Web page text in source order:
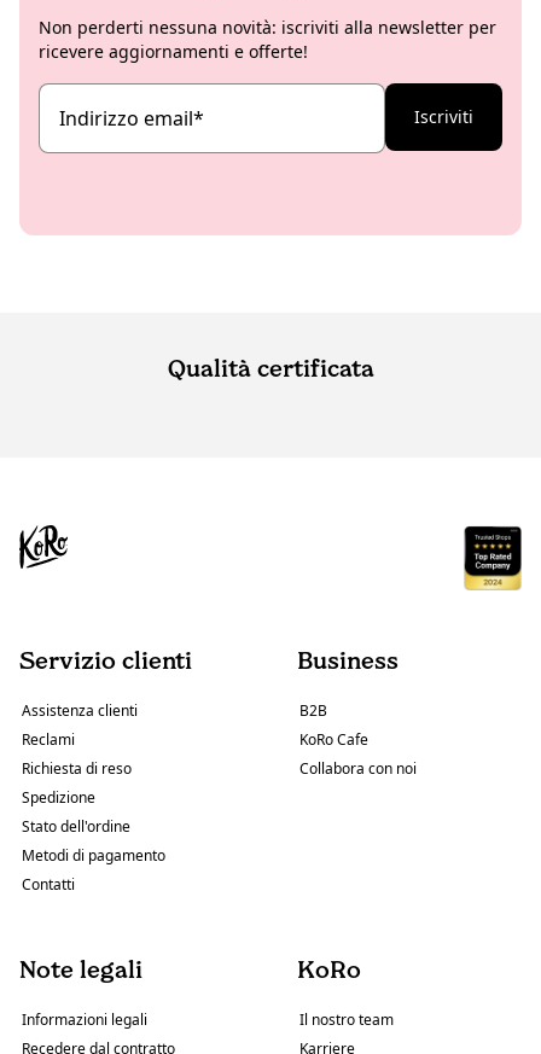
Non perderti nessuna novità: iscriviti alla newsletter per
ricevere aggiornamenti e offerte!
Indirizzo email* Iscriviti
Qualità certificata
Servizio clienti
Assistenza clienti
Reclami
Richiesta di reso
Spedizione
Stato dell'ordine
Metodi di pagamento
Contatti
Business
B2B
KoRo Cafe
Collabora con noi
Note legali
Informazioni legali
Recedere dal contratto
KoRo
Il nostro team
Karriere